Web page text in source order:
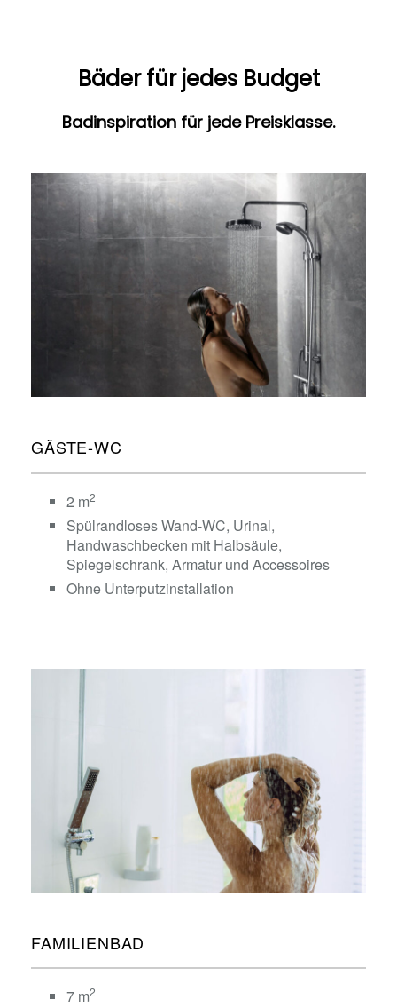
Bäder für jedes Budget
Badinspiration für jede Preisklasse.
GÄSTE-WC
2 m2
Spülrandloses Wand-WC, Urinal,
Handwaschbecken mit Halbsäule,
Spiegelschrank, Armatur und Accessoires
Ohne Unterputzinstallation
FAMILIENBAD
7 m2